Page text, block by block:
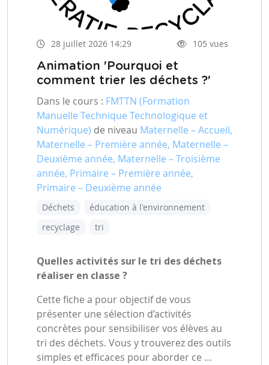
28 juillet 2026 14:29 105 vues
Animation 'Pourquoi et
comment trier les déchets ?'
Dans le cours : FMTTN (Formation
Manuelle Technique Technologique et
Numérique) de niveau Maternelle – Accueil,
Maternelle – Première année, Maternelle –
Deuxième année, Maternelle – Troisième
année, Primaire – Première année,
Primaire – Deuxième année
Déchets
éducation à l'environnement
recyclage
tri
Quelles activités sur le tri des déchets
réaliser en classe ?
Cette fiche a pour objectif de vous
présenter une sélection d’activités
concrètes pour sensibiliser vos élèves au
tri des déchets. Vous y trouverez des outils
simples et efficaces pour aborder ce …